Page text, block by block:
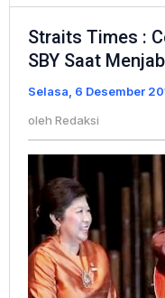
Straits Times :
SBY Saat
Selasa, 6 Desember
oleh Redaksi